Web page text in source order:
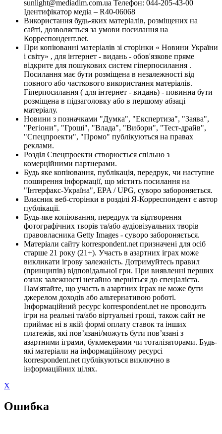
sunlight@mediadim.com.ua Телефон: 044-205-43-00
Ідентифікатор медіа – R40-06068
Використання будь-яких матеріалів, розміщених на
сайті, дозволяється за умови посилання на
Корреспондент.net.
При копіюванні матеріалів зі сторінки « Новини України
і світу» , для інтернет - видань - обов'язкове пряме
відкрите для пошукових систем гіперпосилання .
Посилання має бути розміщена в незалежності від
повного або часткового використання матеріалів.
Гіперпосилання ( для інтернет - видань) - повинна бути
розміщена в підзаголовку або в першому абзаці
матеріалу.
Новини з позначками "Думка", "Експертиза", "Заява",
"Регіони", "Гроші", "Влада", "Вибори", "Тест-драйв",
"Спецпроекти", "Промо" публікуються на правах
реклами.
Розділ Спецпроекти створюється спільно з
комерційними партнерами.
Будь яке копіювання, публікація, передрук, чи наступне
поширення інформації, що містить посилання на
"Інтерфакс-Україна", EPA / UPG, суворо забороняється.
Власник веб-сторінки в розділі Я-Корреспондент є автор
публікації.
Будь-яке копіювання, передрук та відтворення
фотографічних творів та/або аудіовізуальних творів
правовласника Getty Images - суворо забороняється.
Матеріали сайту korrespondent.net призначені для осіб
старше 21 року (21+). Участь в азартних іграх може
викликати ігрову залежність. Дотримуйтесь правил
(принципів) відповідальної гри. При виявленні перших
ознак залежності негайно зверніться до спеціаліста.
Пам'ятайте, що участь в азартних іграх не може бути
джерелом доходів або альтернативою роботі.
Інформаційний ресурс korrespondent.net не проводить
ігри на реальні та/або віртуальні гроші, також сайт не
приймає ні в якій формі оплату ставок та інших
платежів, які пов’язані/можуть бути пов’язані з
азартними іграми, букмекерами чи тоталізаторами. Будь-
які матеріали на інформаційному ресурсі
korrespondent.net публікуються виключно в
інформаційних цілях.
X
Ошибка